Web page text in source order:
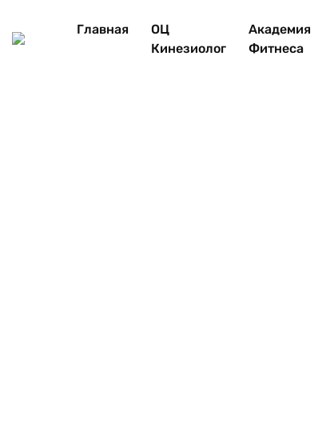
Главная
ОЦ
Кинезиолог
Академия
Фитнеса